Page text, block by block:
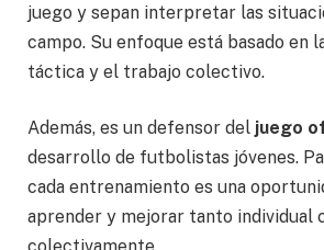
juego y sepan interpretar las
campo. Su enfoque está basado en
táctica y el trabajo colectivo.
Además, es un defensor del juego
desarrollo de futbolistas jóvenes.
cada entrenamiento es una
aprender y mejorar tanto individual